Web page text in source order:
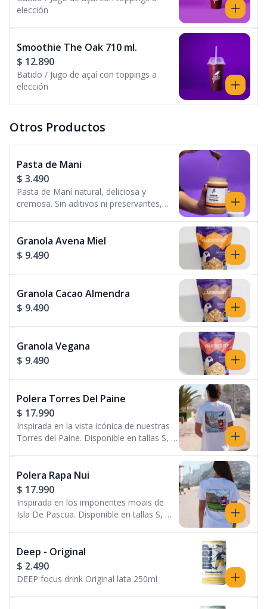
elección
Smoothie The Oak 710 ml.
$ 12.890
Batido / Jugo de açaí con toppings a
elección
Otros Productos
Pasta de Mani
$ 3.490
Pasta de Maní natural, deliciosa y
cremosa. Sin aditivos ni preservantes,
Granola Avena Miel
$ 9.490
Granola Cacao Almendra
$ 9.490
Granola Vegana
$ 9.490
Polera Torres Del Paine
$ 17.990
Inspirada en la vista icónica de nuestras
Torres del Paine. Disponible en tallas S, M
Polera Rapa Nui
$ 17.990
Inspirada en los imponentes moais de
Isla De Pascua. Disponible en tallas S, M
Deep - Original
$ 2.490
DEEP focus drink Original lata 250ml